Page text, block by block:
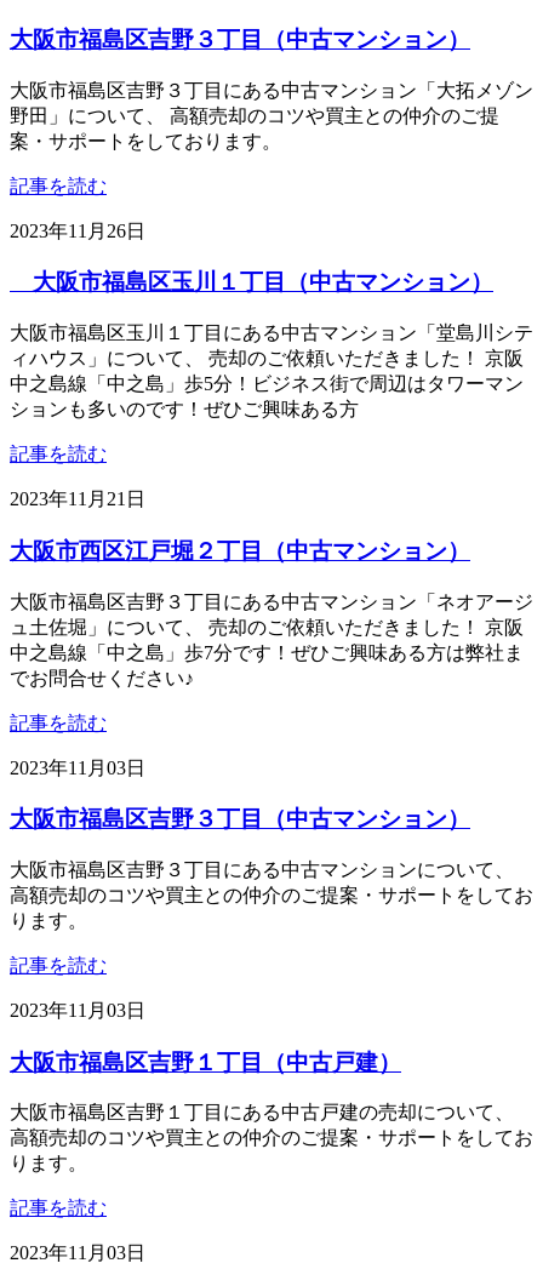
大阪市福島区吉野３丁目（中古マンション）
大阪市福島区吉野３丁目にある中古マンション「大拓メゾン
野田」について、 高額売却のコツや買主との仲介のご提
案・サポートをしております。
記事を読む
2023年11月26日
大阪市福島区玉川１丁目（中古マンション）
大阪市福島区玉川１丁目にある中古マンション「堂島川シテ
ィハウス」について、 売却のご依頼いただきました！ 京阪
中之島線「中之島」歩5分！ビジネス街で周辺はタワーマン
ションも多いのです！ぜひご興味ある方
記事を読む
2023年11月21日
大阪市西区江戸堀２丁目（中古マンション）
大阪市福島区吉野３丁目にある中古マンション「ネオアージ
ュ土佐堀」について、 売却のご依頼いただきました！ 京阪
中之島線「中之島」歩7分です！ぜひご興味ある方は弊社ま
でお問合せください♪
記事を読む
2023年11月03日
大阪市福島区吉野３丁目（中古マンション）
大阪市福島区吉野３丁目にある中古マンションについて、
高額売却のコツや買主との仲介のご提案・サポートをしてお
ります。
記事を読む
2023年11月03日
大阪市福島区吉野１丁目（中古戸建）
大阪市福島区吉野１丁目にある中古戸建の売却について、
高額売却のコツや買主との仲介のご提案・サポートをしてお
ります。
記事を読む
2023年11月03日